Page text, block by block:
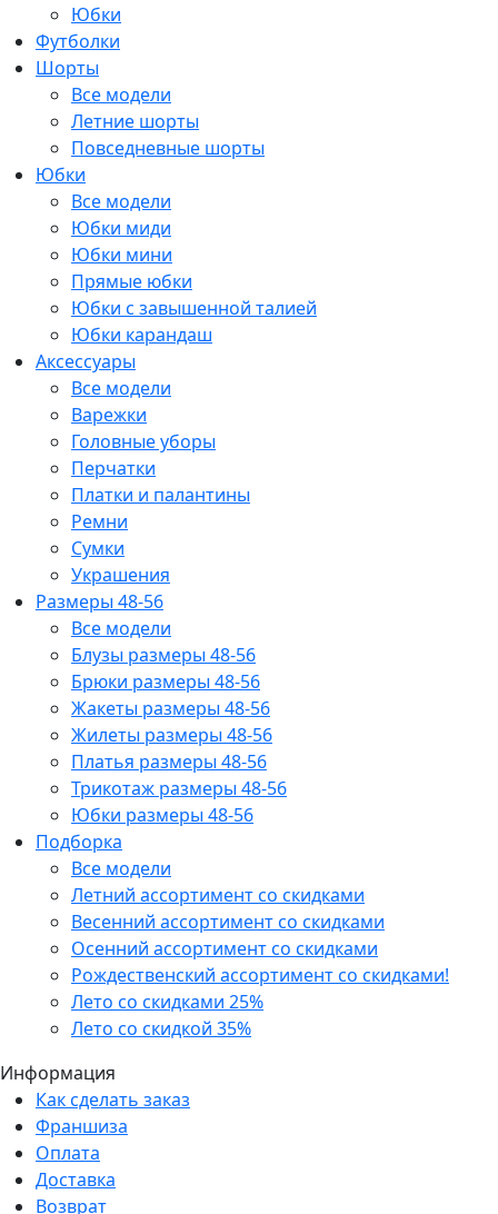
Юбки
Футболки
Шорты
Все модели
Летние шорты
Повседневные шорты
Юбки
Все модели
Юбки миди
Юбки мини
Прямые юбки
Юбки с завышенной талией
Юбки карандаш
Аксессуары
Все модели
Варежки
Головные уборы
Перчатки
Платки и палантины
Ремни
Сумки
Украшения
Размеры 48-56
Все модели
Блузы размеры 48-56
Брюки размеры 48-56
Жакеты размеры 48-56
Жилеты размеры 48-56
Платья размеры 48-56
Трикотаж размеры 48-56
Юбки размеры 48-56
Подборка
Все модели
Летний ассортимент со скидками
Весенний ассортимент со скидками
Осенний ассортимент со скидками
Рождественский ассортимент со скидками!
Лето со скидками 25%
Лето со скидкой 35%
Информация
Как сделать заказ
Франшиза
Оплата
Доставка
Возврат